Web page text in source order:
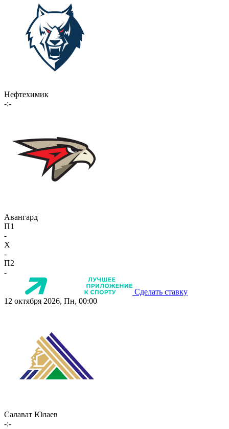
Нефтехимик
-:-
Авангард
П1
-
X
-
П2
-
Сделать ставку
12 октября 2026, Пн, 00:00
Салават Юлаев
-:-